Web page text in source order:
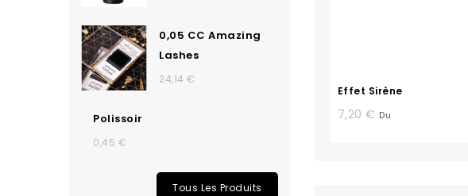
0,05 CC Amazing
Lashes
24,14 €
Polissoir
0,45 €
Tous Les Produits
Effet Sirène
7,20 € Du